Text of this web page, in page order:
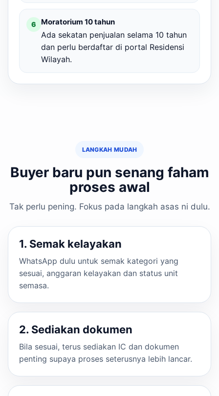
6 Moratorium 10 tahun
Ada sekatan penjualan selama 10 tahun
dan perlu berdaftar di portal Residensi
Wilayah.
LANGKAH MUDAH
Buyer baru pun senang faham
proses awal
Tak perlu pening. Fokus pada langkah asas ni dulu.
1. Semak kelayakan
WhatsApp dulu untuk semak kategori yang
sesuai, anggaran kelayakan dan status unit
semasa.
2. Sediakan dokumen
Bila sesuai, terus sediakan IC dan dokumen
penting supaya proses seterusnya lebih lancar.